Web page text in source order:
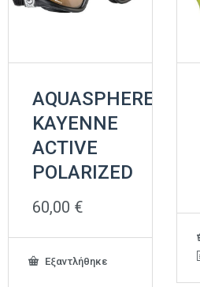
AQUASPHERE
KAYENNE
ACTIVE
POLARIZED
60,00 €
Εξαντλήθηκε